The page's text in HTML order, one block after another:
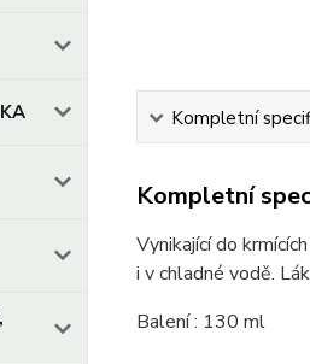
Kompletní
Kompletní
Vynikající do
i v chladné vodě.
Balení : 130 ml